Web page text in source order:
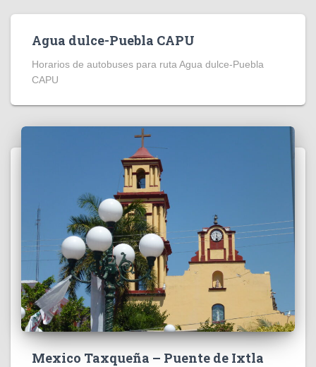
Agua dulce-Puebla CAPU
Horarios de autobuses para ruta Agua dulce-Puebla
CAPU
Mexico Taxqueña – Puente de Ixtla